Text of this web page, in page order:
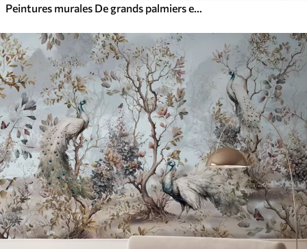
Peintures murales De grands palmiers et une oasis